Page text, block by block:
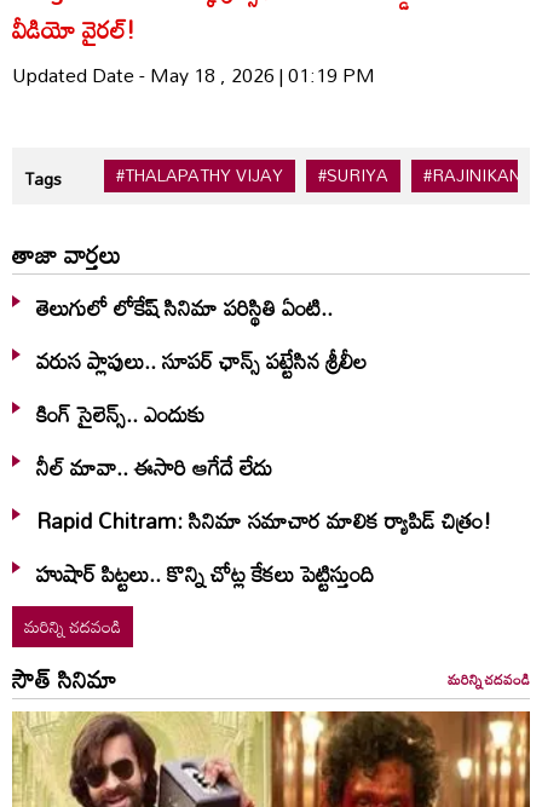
వీడియో వైరల్!
Updated Date - May 18 , 2026 | 01:19 PM
Tags #THALAPATHY VIJAY #SURIYA #RAJINIKANTH
తాజా వార్తలు
తెలుగులో లోకేష్ సినిమా పరిస్థితి ఏంటి..
వరుస ప్లాపులు.. సూపర్ ఛాన్స్ పట్టేసిన శ్రీలీల
కింగ్ సైలెన్స్.. ఎందుకు
నీల్ మావా.. ఈసారి ఆగేదే లేదు
Rapid Chitram: సినిమా సమాచార మాలిక ర్యాపిడ్ చిత్రం!
హుషార్‌ పిట్టలు.. కొన్ని చోట్ల కేకలు పెట్టిస్తుంది
మరిన్ని చదవండి
సౌత్ సినిమా మరిన్ని చదవండి